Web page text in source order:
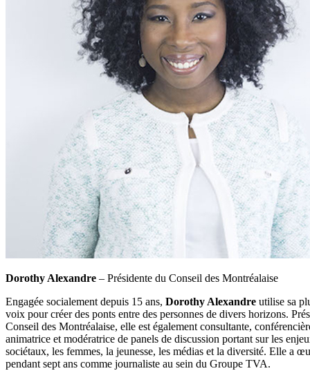
Dorothy Alexandre – Présidente du Conseil des Montréalaise
Engagée socialement depuis 15 ans, Dorothy Alexandre utilise sa
voix pour créer des ponts entre des personnes de divers horizons.
Conseil des Montréalaise, elle est également consultante,
animatrice et modératrice de panels de discussion portant sur les
sociétaux, les femmes, la jeunesse, les médias et la diversité. Elle a
pendant sept ans comme journaliste au sein du Groupe TVA.